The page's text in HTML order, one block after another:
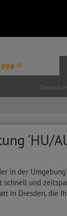
(1)
Sie sind
'HU/
in der
schnell und
in Dresden, die